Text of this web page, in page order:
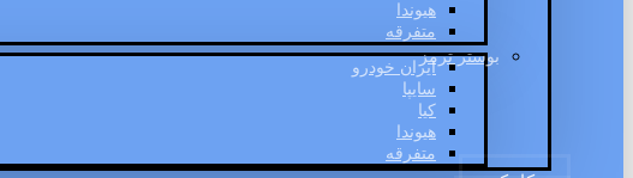
هیوندا
متفرقه
بوستر ترمز
ایران خودرو
سایپا
کیا
هیوندا
متفرقه